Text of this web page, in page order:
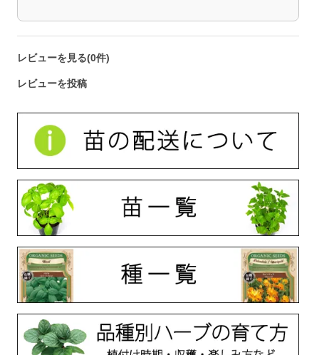
レビューを見る(0件)
レビューを投稿